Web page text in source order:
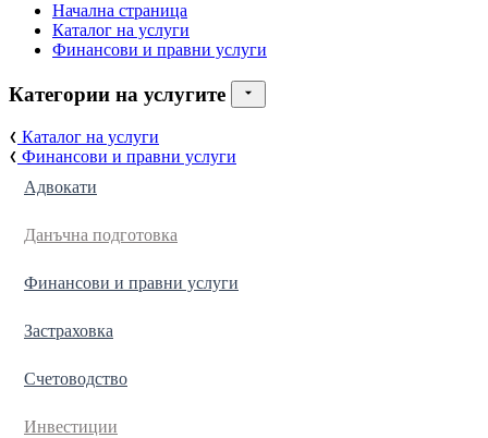
Начална страница
Каталог на услуги
Финансови и правни услуги
Категории на услугите
Каталог на услуги
Финансови и правни услуги
Адвокати
Данъчна подготовка
Финансови и правни услуги
Застраховка
Счетоводство
Инвестиции